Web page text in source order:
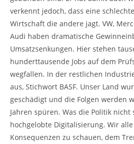
verkennt jedoch, dass eine
Wirtschaft die andere jagt. VW,
Audi haben dramatische
Umsatzsenkungen. Hier stehen
hunderttausende Jobs auf dem
wegfallen. In der restlichen
aus, Stichwort BASF. Unser Land
geschädigt und die Folgen werden
Jahren spüren. Was die Politik
hochgelobte Digitalisierung. Wir
Konsequenzen zu schauen, dem